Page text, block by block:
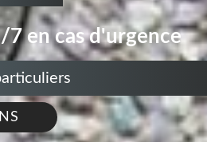
en cas d'urgence